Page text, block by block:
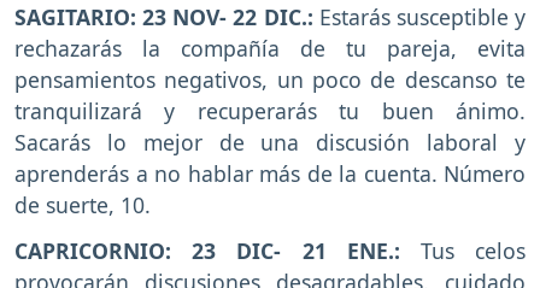
SAGITARIO: 23 NOV- 22 DIC.: Estarás susceptible y
rechazarás la compañía de tu pareja, evita
pensamientos negativos, un poco de descanso te
tranquilizará y recuperarás tu buen ánimo.
Sacarás lo mejor de una discusión laboral y
aprenderás a no hablar más de la cuenta. Número
de suerte, 10.
CAPRICORNIO: 23 DIC- 21 ENE.: Tus celos